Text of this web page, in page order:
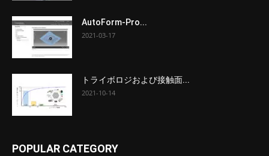
AutoForm-Pro...
2021-03-17
トライボロジおよび接触面...
2021-10-14
POPULAR CATEGORY